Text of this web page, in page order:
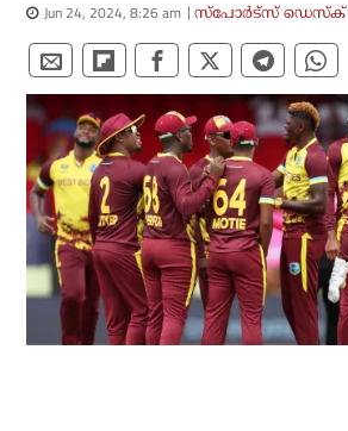
Jun 24, 2024, 8:26 am സ്പോര്‍ട്സ് ഡെസ്‌ക്